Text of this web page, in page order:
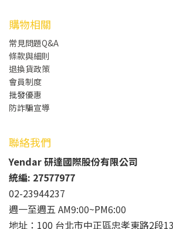
購物相關
常見問題Q&A
條款與細則
退換貨政策
會員制度
批發優惠
防詐騙宣導
聯絡我們
Yendar 研達國際股份有限公司
統編: 27577977
02-23944237
週一至週五 AM9:00~PM6:00
地址：100 台北市中正區忠孝東路2段